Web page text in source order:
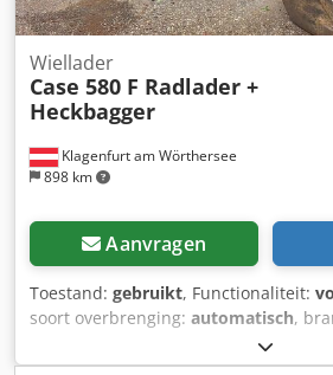
Klagenfurt am Wörthersee
898 km
Wiellader
Case 580 F Radlader +
Heckbagger
Aanvragen
Toestand: gebruikt, Functionaliteit:
soort overbrenging: automatisch,
7.500 kg
registratie:10/1977, Bouwjaar:1977,